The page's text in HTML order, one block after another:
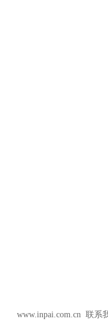
www.inpai.com.cn 联系